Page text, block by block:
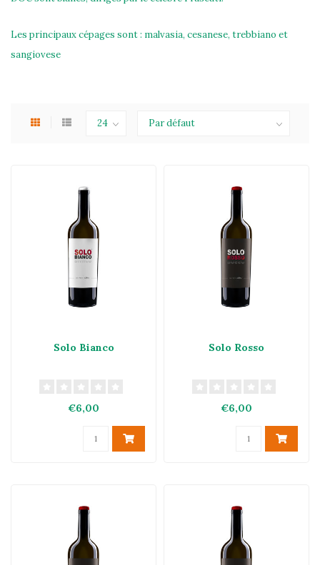
Les principaux cépages sont : malvasia, cesanese, trebbiano et
sangiovese
Solo Bianco
€6,00
Solo Rosso
€6,00